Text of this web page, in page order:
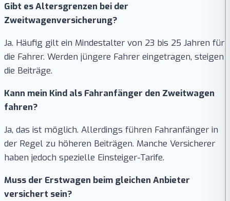
Gibt es Altersgrenzen bei der
Zweitwagenversicherung?
Ja. Häufig gilt ein Mindestalter von 23 bis 25 Jahren für
die Fahrer. Werden jüngere Fahrer eingetragen, steigen
die Beiträge.
Kann mein Kind als Fahranfänger den Zweitwagen
fahren?
Ja, das ist möglich. Allerdings führen Fahranfänger in
der Regel zu höheren Beiträgen. Manche Versicherer
haben jedoch spezielle Einsteiger-Tarife.
Muss der Erstwagen beim gleichen Anbieter
versichert sein?